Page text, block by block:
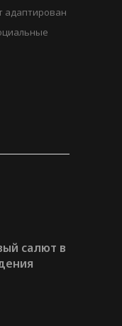
адаптирован
салют в